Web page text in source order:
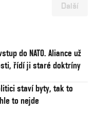
Další
do NATO. Aliance už
řídí ji staré doktríny
staví byty, tak to
to nejde